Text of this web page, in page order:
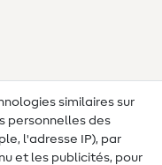
similaires sur
personnelles des
l'adresse IP), par
et les publicités, pour